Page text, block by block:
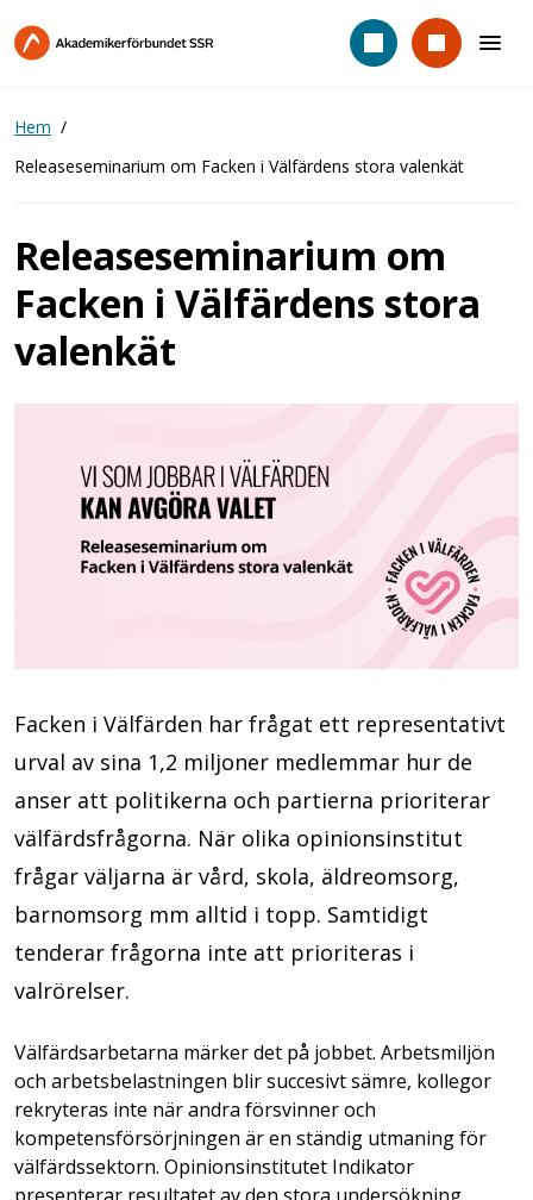
till
Hem
Releaseseminarium om Facken i Välfärdens stora valenkät
Releaseseminarium om
Facken i Välfärdens stora
valenkät
Facken i Välfärden har frågat ett representativt
urval av sina 1,2 miljoner medlemmar hur de
anser att politikerna och partierna prioriterar
välfärdsfrågorna. När olika opinionsinstitut
frågar väljarna är vård, skola, äldreomsorg,
barnomsorg mm alltid i topp. Samtidigt
tenderar frågorna inte att prioriteras i
valrörelser.
Välfärdsarbetarna märker det på jobbet. Arbetsmiljön
och arbetsbelastningen blir succesivt sämre, kollegor
rekryteras inte när andra försvinner och
kompetensförsörjningen är en ständig utmaning för
välfärdssektorn. Opinionsinstitutet Indikator
presenterar resultatet av den stora undersökning